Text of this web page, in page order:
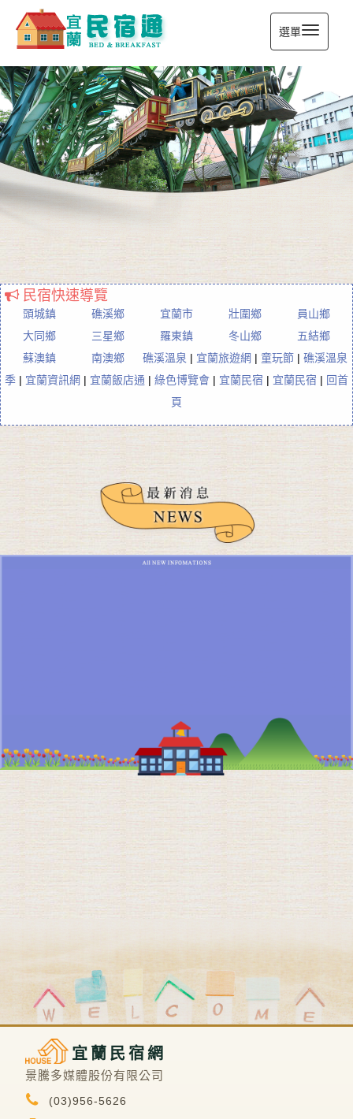
宜蘭民宿通
選單
民宿快速導覽
頭城鎮 礁溪鄉 宜蘭市 壯圍鄉
員山鄉
大同鄉
三星鄉 羅東鎮 冬山鄉
五結鄉
蘇澳鎮
南澳鄉 礁溪溫泉 | 宜蘭旅遊網 |童玩節 |礁溪溫泉
季 | 宜蘭資訊網 | 宜蘭飯店通 | 綠色博覽會 | 宜蘭民宿 | 宜蘭民宿 | 回首
頁
宜蘭民宿網
景騰多媒體股份有限公司
(03)956-5626